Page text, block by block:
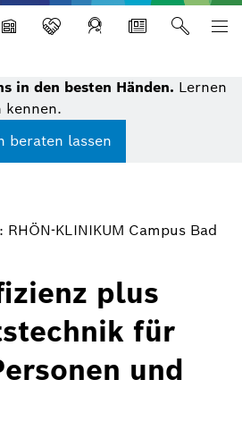
Building Technologies
in den besten Händen. Lernen
kennen.
beraten lassen
KLINIKUM Campus Bad
plus
für
und